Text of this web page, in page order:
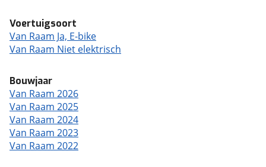
Voertuigsoort
Van Raam Ja, E-bike
Van Raam Niet elektrisch
Bouwjaar
Van Raam 2026
Van Raam 2025
Van Raam 2024
Van Raam 2023
Van Raam 2022